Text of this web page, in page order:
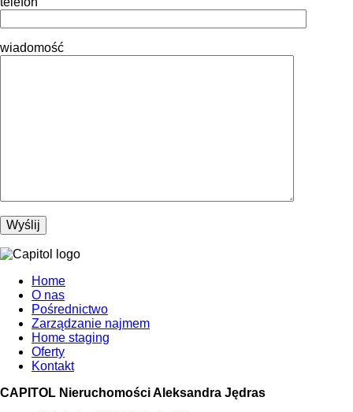
wiadomość
Home
O nas
Pośrednictwo
Zarządzanie najmem
Home staging
Oferty
Kontakt
CAPITOL Nieruchomości Aleksandra Jędras